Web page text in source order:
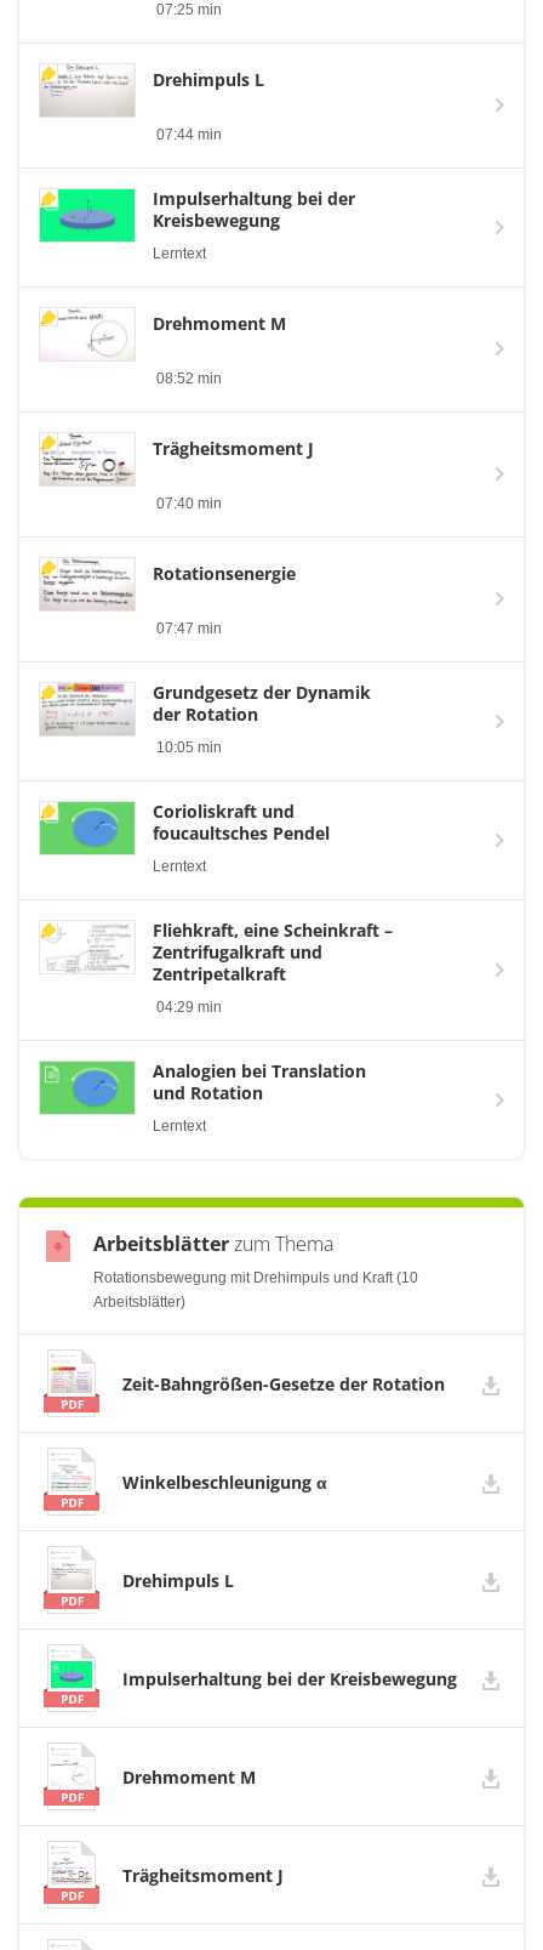
07:25 min
Drehimpuls L
07:44 min
Impulserhaltung bei der
Kreisbewegung
Lerntext
Drehmoment M
08:52 min
Trägheitsmoment J
07:40 min
Rotationsenergie
07:47 min
Grundgesetz der Dynamik
der Rotation
10:05 min
Corioliskraft und
foucaultsches Pendel
Lerntext
Fliehkraft, eine Scheinkraft –
Zentrifugalkraft und
Zentripetalkraft
04:29 min
Analogien bei Translation
und Rotation
Lerntext
Arbeitsblätterzum Thema
Rotationsbewegung mit Drehimpuls und Kraft (10
Arbeitsblätter)
Zeit-Bahngrößen-Gesetze der Rotation
Winkelbeschleunigung α
Drehimpuls L
Impulserhaltung bei der Kreisbewegung
Drehmoment M
Trägheitsmoment J